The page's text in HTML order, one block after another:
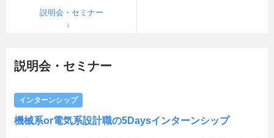
説明会・セミナー
説明会・セミナー
インターンシップ
機械系or電気系設計職の5Daysインターンシップ